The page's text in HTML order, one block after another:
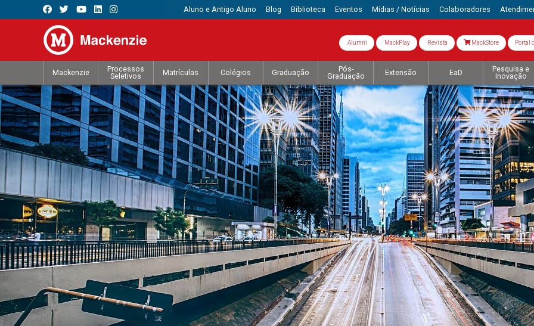
Aluno e Antigo Aluno Blog Biblioteca Eventos Mídias / Notícias Colaboradores
Alumni MackPlay Revista MackStore Portal
Mackenzie
Processos
Seletivos
Matrículas Colégios Graduação
Pós-
Graduação
Extensão EaD
Pesquisa e
Inovação